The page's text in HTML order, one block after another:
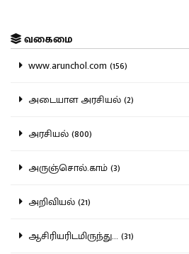
வகைமை
www.arunchol.com (156)
அடையாள அரசியல் (2)
அரசியல் (800)
அருஞ்சொல்.காம் (3)
அறிவியல் (21)
ஆசிரியரிடமிருந்து... (31)